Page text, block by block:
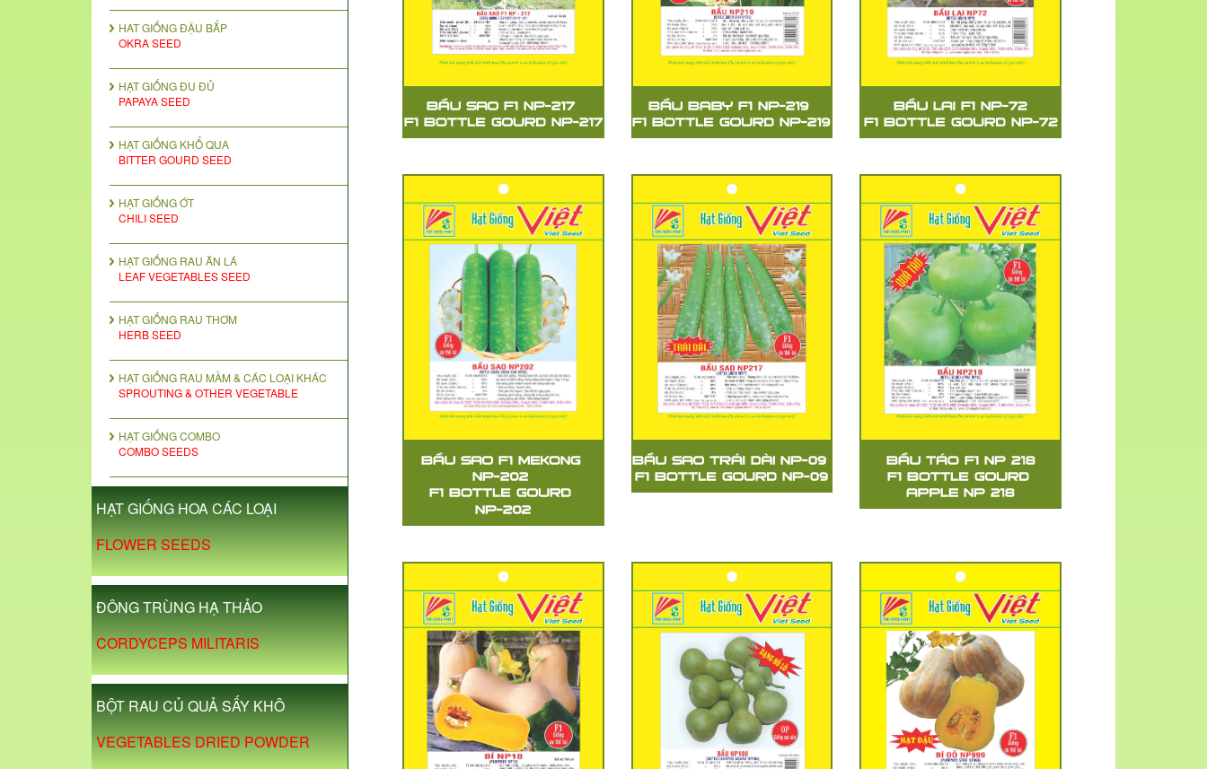
HAT GIỐNG ĐẬU BẮP
OKRA SEED
HẠT GIỐNG ĐU ĐỦ
PAPAYA SEED
HẠT GIỐNG KHỔ QUA
BITTER GOURD SEED
HẠT GIỐNG ỚT
CHILI SEED
HẠT GIỐNG RAU ĂN LÁ
LEAF VEGETABLES SEED
HẠT GIỐNG RAU THƠM
HERB SEED
HẠT GIỐNG RAU MẦM & CÁC LOẠI KHÁC
SPROUTING & OTHER VEGETABLE
HẠT GIỐNG COMBO
COMBO SEEDS
HẠT GIỐNG HOA CÁC LOẠI
FLOWER SEEDS
ĐÔNG TRÙNG HẠ THẢO
CORDYCEPS MILITARIS
BỘT RAU CỦ QUẢ SẤY KHÔ
VEGETABLES DRIED POWDER